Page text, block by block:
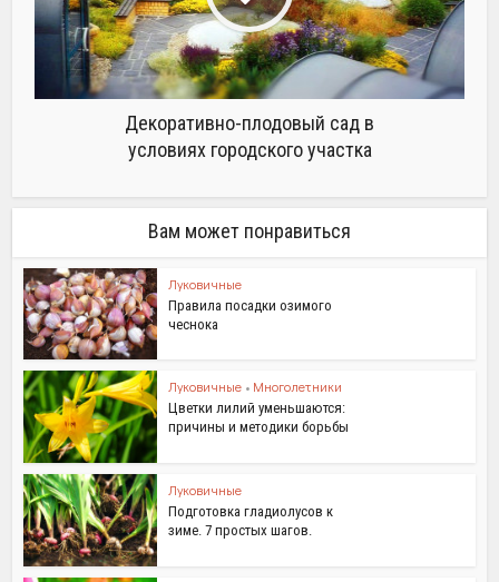
Декоративно-плодовый сад в
условиях городского участка
Вам может понравиться
Луковичные
Правила посадки озимого
чеснока
Луковичные • Многолетники
Цветки лилий уменьшаются:
причины и методики борьбы
Луковичные
Подготовка гладиолусов к
зиме. 7 простых шагов.